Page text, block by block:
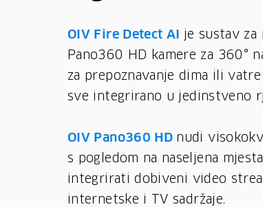
OIV Fire Detect AI
je sustav
Pano360 HD kamere za 360°
za prepoznavanje dima ili
sve integrirano u jedinstveno
OIV Pano360 HD nudi
s pogledom na naseljena
integrirati dobiveni video
internetske i TV sadržaje.